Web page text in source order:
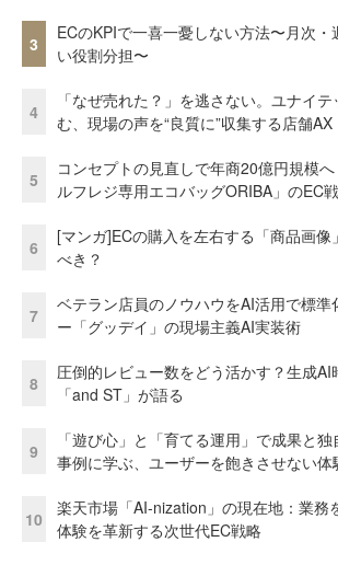
3
ECのKPIで一喜一憂しない方法〜月次・
い役割分担〜
4
「なぜ売れた？」を逃さない。ユナイ
む、現場の声を“良質に”収集する店舗AX
5
コンセプトの見直しで年商20億円規模
ルフレジ専用エコバッグORIBA」のEC
6
[マンガ]ECの購入を左右する「商品画像
べき？
7
ベテラン店員のノウハウをAI活用で標準
ー「グッデイ」の現場主義AI実装術
8
圧倒的レビュー数をどう活かす？生成AI
「and ST」が語る
9
「遊び心」と「育てる運用」で成果と
事例に学ぶ、ユーザーを飽きさせない体
10
楽天市場「AI-nization」の現在地：業務
体験を革新する次世代EC戦略